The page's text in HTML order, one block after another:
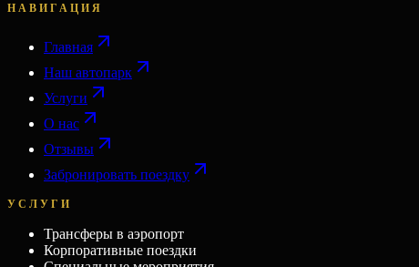
НАВИГАЦИЯ
Главная
Наш автопарк
Услуги
О нас
Отзывы
Забронировать поездку
УСЛУГИ
Трансферы в аэропорт
Корпоративные поездки